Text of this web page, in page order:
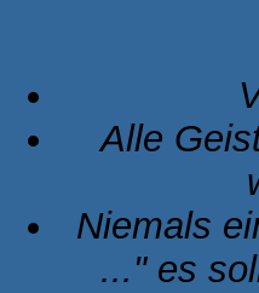
Alle
Niemals
..." es